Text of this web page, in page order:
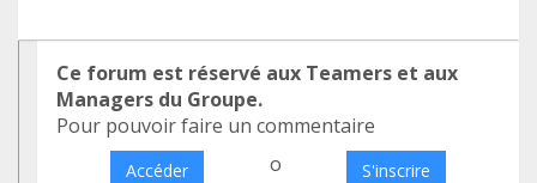
Ce forum est réservé aux Teamers et aux
Managers du Groupe.
Pour pouvoir faire un commentaire
Accéder o S'inscrire